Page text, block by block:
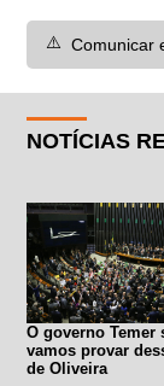
⚠️ Comunicar
NOTÍCIAS
O governo
vamos provar
de Oliveira